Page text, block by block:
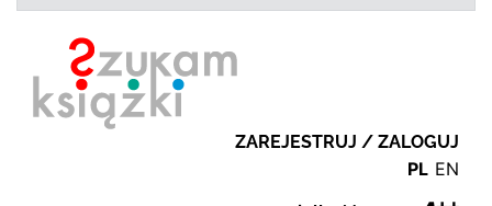
ZAREJESTRUJ / ZALOGUJ
PL EN